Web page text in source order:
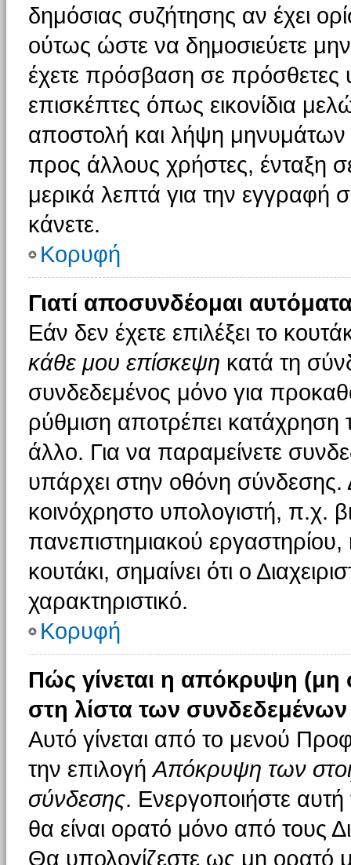
δημόσιας συζήτησης αν έχει
ούτως ώστε να δημοσιεύετε
έχετε πρόσβαση σε πρόσθετες
επισκέπτες όπως εικονίδια
αποστολή και λήψη μηνυμάτων
προς άλλους χρήστες, ένταξη
μερικά λεπτά για την
κάνετε.
Κορυφή
Γιατί αποσυνδέομαι
Εάν δεν έχετε επιλέξει το
κάθε μου επίσκεψη κατά τη
συνδεδεμένος μόνο για
ρύθμιση αποτρέπει
άλλο. Για να παραμείνετε
υπάρχει στην οθόνη σύνδεσης.
κοινόχρηστο υπολογιστή, π.χ.
πανεπιστημιακού
κουτάκι, σημαίνει ότι ο
χαρακτηριστικό.
Κορυφή
Πώς γίνεται η απόκρυψη
στη λίστα των
Αυτό γίνεται από το μενού
την επιλογήΑπόκρυψη των
σύνδεσης. Ενεργοποιήστε
θα είναι ορατό μόνο από τους
Θα υπολογίζεστε ως μη ορατό